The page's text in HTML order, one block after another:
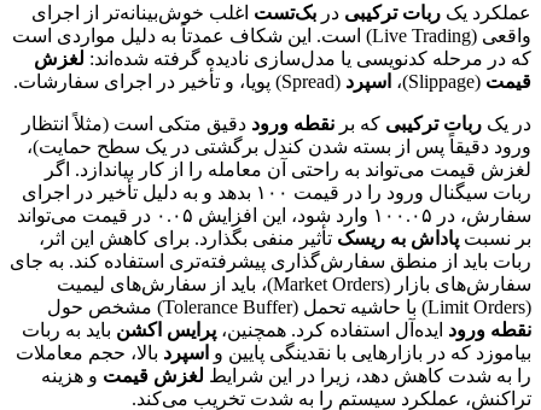
عملکرد یک ربات ترکیبی در بک‌تست اغلب خوش‌بینانه‌تر از اجرای
واقعی (Live Trading) است. این شکاف عمدتاً به دلیل مواردی است
که در مرحله کدنویسی یا مدل‌سازی نادیده گرفته شده‌اند: لغزش
قیمت (Slippage)، اسپرد (Spread) پویا، و تأخیر در اجرای سفارشات.
در یک ربات ترکیبی که بر نقطه ورود دقیق متکی است (مثلاً انتظار
ورود دقیقاً پس از بسته شدن کندل برگشتی در یک سطح حمایت)،
لغزش قیمت می‌تواند به راحتی آن معامله را از کار بیاندازد. اگر
ربات سیگنال ورود را در قیمت ۱۰۰ بدهد و به دلیل تأخیر در اجرای
سفارش، در ۱۰۰.۰۵ وارد شود، این افزایش ۰.۰۵ در قیمت می‌تواند
بر نسبت پاداش به ریسک تأثیر منفی بگذارد. برای کاهش این اثر،
ربات باید از منطق سفارش‌گذاری پیشرفته‌تری استفاده کند. به جای
سفارش‌های بازار (Market Orders)، باید از سفارش‌های لیمیت
(Limit Orders) با حاشیه تحمل (Tolerance Buffer) مشخص حول
نقطه ورود ایده‌آل استفاده کرد. همچنین، پرایس اکشن باید به ربات
بیاموزد که در بازارهایی با نقدینگی پایین و اسپرد بالا، حجم معاملات
را به شدت کاهش دهد، زیرا در این شرایط لغزش قیمت و هزینه
تراکنش، عملکرد سیستم را به شدت تخریب می‌کند.